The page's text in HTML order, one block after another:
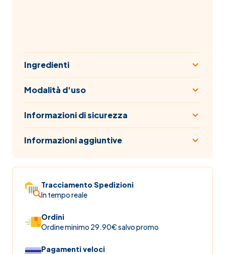
Ingredienti
Modalità d'uso
Informazioni di sicurezza
Informazioni aggiuntive
Tracciamento Spedizioni
In tempo reale
Ordini
Ordine minimo 29.90€ salvo promo
Pagamenti veloci